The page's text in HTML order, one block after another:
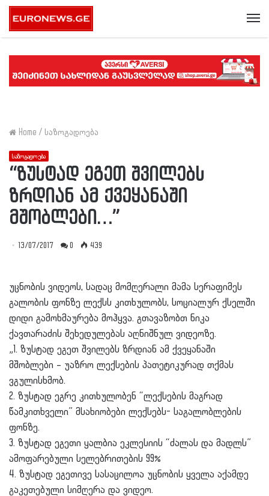
Home / საზოგადოება
საზოგადოება
“ზუსტად ეგეთ შვილებს
ზრდიან ამ ქვეყანაში
მშობლები…”
13/07/2017 0 439
უცნობის ვიდეოს, სადაც მომღერალი მამა სერაფიმეს
გალობის ფონზე ლექსს კითხულობს, სოციალურ ქსელში
დიდი გამოხმაურება მოჰყვა. გთავაზობთ ნიკა
ქავთარაძის შეხედულებას აღნიშნულ ვიდეოზე.
„1. ზუსტად ეგეთ შვილებს ზრდიან ამ ქვეყანაში
მშობლები – უაზრო ლექსების პათეტიკურად თქმას
ვგულისხმობ.
2. ზუსტად ეგრე კითხულობენ “ლექსების მაგრად
წამკითხველი” მსახიობები ლექსებს- საგალობლების
ფონზე.
3. ზუსტად ეგეთი ყალბია ეკლესიის “ძალას და მადლს”
ამოფარებული სელებრითების 99%
4. ზუსტად ეგეთივე სასაცილოა უცნობის ყველა აქამდე
გაკეთებული სიმღერა და ვიდეო.